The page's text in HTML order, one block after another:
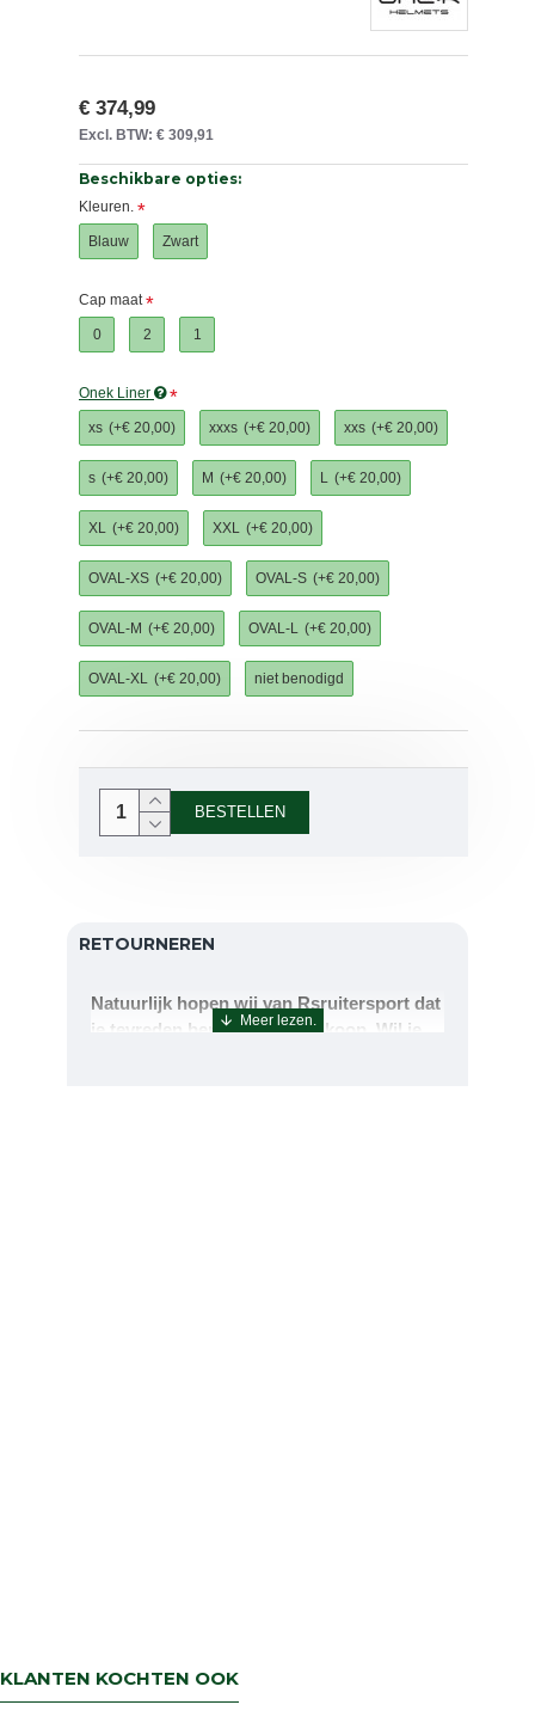
€ 374,99
Excl. BTW: € 309,91
Beschikbare opties:
Kleuren.
Blauw Zwart
Cap maat
0 2 1
Onek Liner
xs (+€ 20,00) xxxs (+€ 20,00) xxs (+€ 20,00)
s (+€ 20,00) M (+€ 20,00) L (+€ 20,00)
XL (+€ 20,00) XXL (+€ 20,00)
OVAL-XS (+€ 20,00) OVAL-S (+€ 20,00)
OVAL-M (+€ 20,00) OVAL-L (+€ 20,00)
OVAL-XL (+€ 20,00) niet benodigd
BESTELLEN
RETOURNEREN
Natuurlijk hopen wij van Rsruitersport dat
je tevreden bent met uw aankoop. Wil je
KLANTEN KOCHTEN OOK